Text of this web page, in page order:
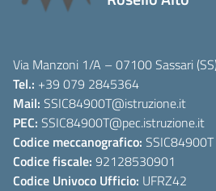
Via Manzoni 1/A – 07100 Sassari
Tel.: +39 079 2845364
Mail: SSIC84900T@istruzione.it
PEC: SSIC84900T@pec.istruzione.it
Codice meccanografico: SSIC84900T
Codice fiscale: 92128530901
Codice Univoco Ufficio: UFRZ42